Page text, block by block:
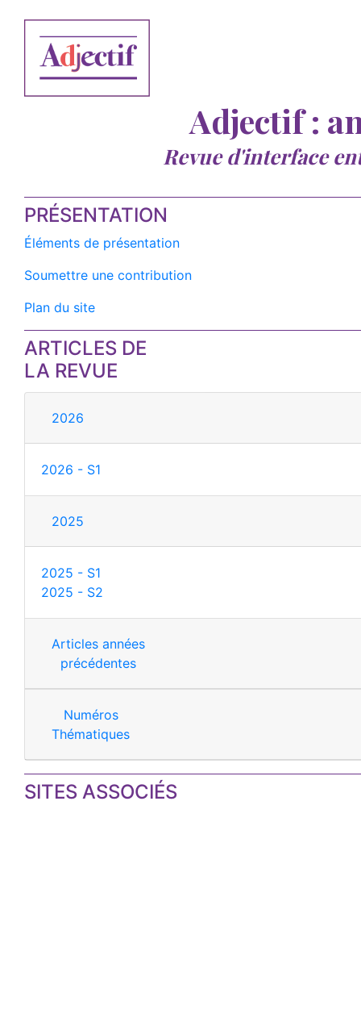
Adjectif :
Revue d'interface
PRÉSENTATION
Éléments de présentation
Soumettre une contribution
Plan du site
ARTICLES DE
LA REVUE
2026
2026 - S1
2025
2025 - S1
2025 - S2
Articles années
précédentes
Numéros
Thématiques
SITES ASSOCIÉS